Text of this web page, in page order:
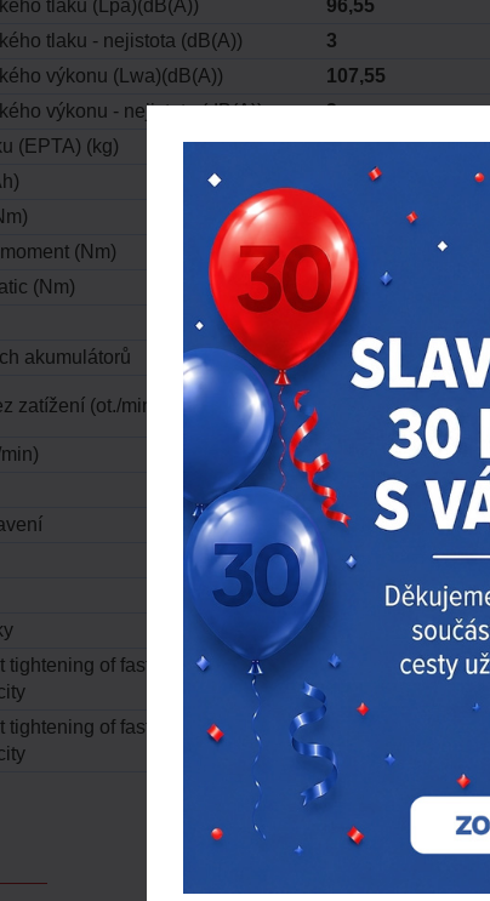
tlaku (Lpa)(dB(A))
96,55
tlaku - nejistota (dB(A))
3
výkonu (Lwa)(dB(A))
107,55
výkonu - nejistota (dB(A))
3
(EPTA) (kg)
1,7 (M12 B4)
bez akumulátoru
270
(Nm)
270
(Nm)
300
12
akumulátorů
zatížení (ot./min)
0-1150/ 0-2300/ 0-
0-1350/ 0-2700/ 0-
M16
-0
Li-ion
½″ čtyřhran
bez nabíječky
tightening of fasteners of the
of fasteners of the